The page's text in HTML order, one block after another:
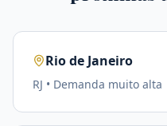
Rio de Janeiro
RJ • Demanda muito alta